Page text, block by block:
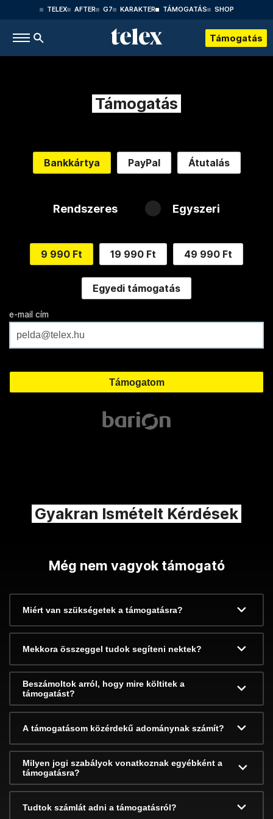
TELEX AFTER G7 KARAKTER TÁMOGATÁS SHOP
Támogatás
Támogatás
Bankkártya PayPal Átutalás
Rendszeres Egyszeri
9 990 Ft 19 990 Ft 49 990 Ft
Egyedi támogatás
e-mail cím
Gyakran Ismételt Kérdések
Még nem vagyok támogató
Miért van szükségetek a támogatásra?
Mekkora összeggel tudok segíteni nektek?
Beszámoltok arról, hogy mire költitek a
támogatást?
A támogatásom közérdekű adománynak számít?
Milyen jogi szabályok vonatkoznak egyébként a
támogatásra?
Tudtok számlát adni a támogatásról?